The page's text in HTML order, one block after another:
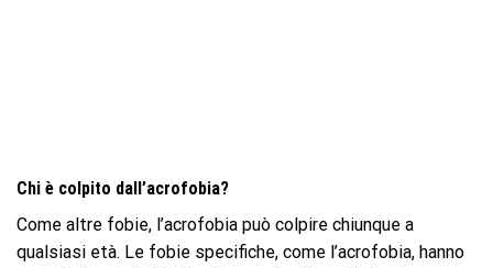
Chi è colpito dall’acrofobia?
Come altre fobie, l’acrofobia può colpire chiunque a
qualsiasi età. Le fobie specifiche, come l’acrofobia, hanno